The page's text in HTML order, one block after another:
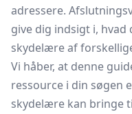
adressere.
give dig indsigt i,
skydelære af
Vi håber, at denne
ressource i din søgen
skydelære kan bringe